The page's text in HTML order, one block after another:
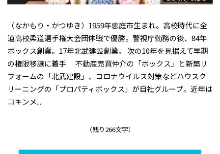
（なかもり・かつゆき）1959年恵庭市生まれ。高校時代に全
道高校柔道選手権大会団体戦で優勝。警視庁勤務の後、84年
ボックス創業。17年北武建設創業。 次の10年を見据えて早期
の権限移譲に着手 不動産売買仲介の「ボックス」と新築リ
フォームの「北武建設」、コロナウイルス対策などハウスク
リーニングの「プロパティボックス」が自社グループ。近年は
コキンメ...
（残り266文字）